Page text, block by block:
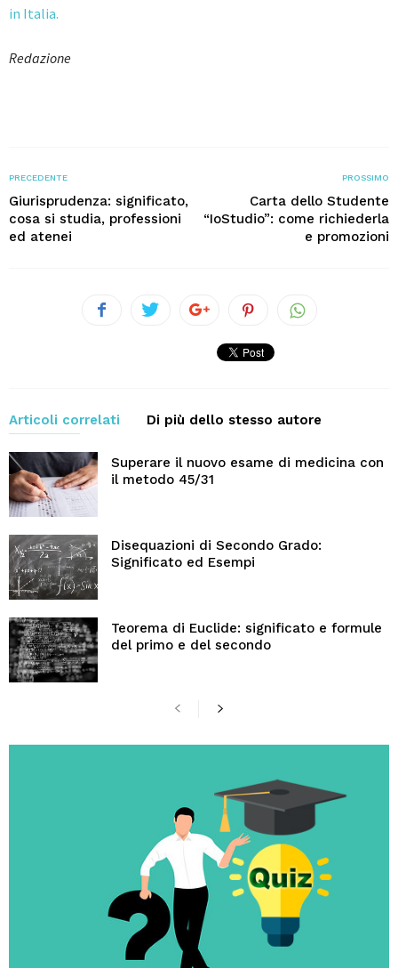
in Italia.
Redazione
PRECEDENTE
Giurisprudenza: significato,
cosa si studia, professioni
ed atenei
PROSSIMO
Carta dello Studente
“IoStudio”: come richiederla
e promozioni
Articoli correlati Di più dello stesso autore
Superare il nuovo esame di medicina con
il metodo 45/31
Disequazioni di Secondo Grado:
Significato ed Esempi
Teorema di Euclide: significato e formule
del primo e del secondo